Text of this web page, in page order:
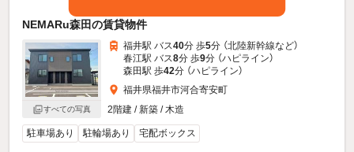
NEMARu森田の賃貸物件
すべての写真
福井駅 バス40分 歩5分 （北陸新幹線など）
春江駅 バス8分 歩9分 （ハピライン）
森田駅 歩42分 （ハピライン）
福井県福井市河合寄安町
2階建 / 新築 / 木造
駐車場あり 駐輪場あり 宅配ボックス